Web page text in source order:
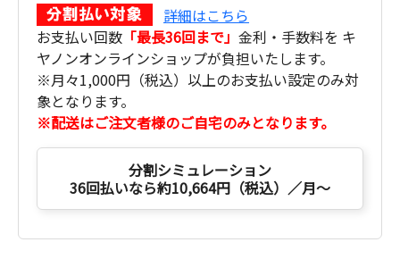
詳細はこちら
お支払い回数 「最長36回まで」 金利・手数料を キ
ヤノンオンラインショップが負担いたします。
※月々1,000円（税込）以上のお支払い設定のみ対
象となります。
※配送はご注文者様のご自宅のみとなります。
分割シミュレーション
36回払いなら約10,664円（税込）／月～